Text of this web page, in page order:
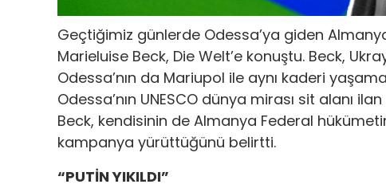
Geçtiğimiz günlerde Odessa’ya giden
Marieluise Beck, Die Welt’e konuştu. Beck,
Odessa’nın da Mariupol ile aynı kaderi
Odessa’nın UNESCO dünya mirası sit alanı
Beck, kendisinin de Almanya Federal
kampanya yürüttüğünü belirtti.
“PUTİN YIKILDI”